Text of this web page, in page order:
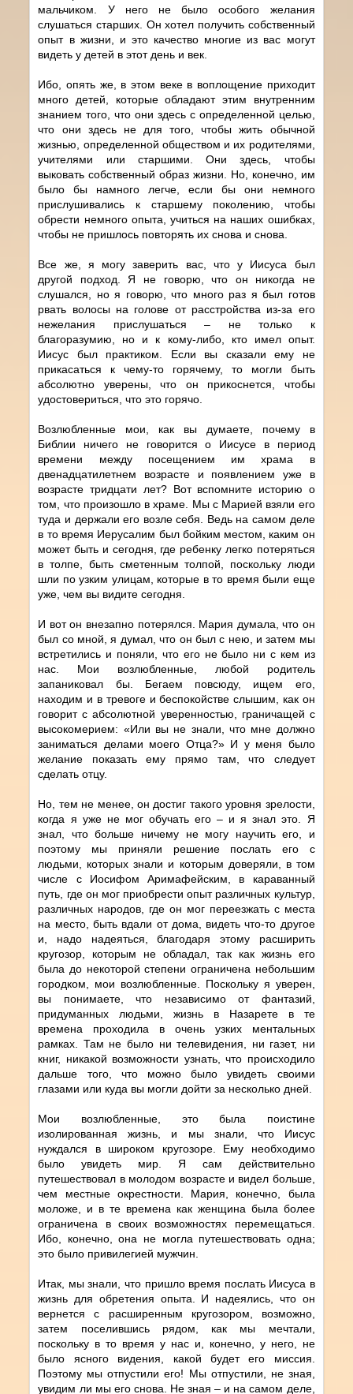
мальчиком. У него не было особого желания
слушаться старших. Он хотел получить собственный
опыт в жизни, и это качество многие из вас могут
видеть у детей в этот день и век.
Ибо, опять же, в этом веке в воплощение приходит
много детей, которые обладают этим внутренним
знанием того, что они здесь с определенной целью,
что они здесь не для того, чтобы жить обычной
жизнью, определенной обществом и их родителями,
учителями или старшими. Они здесь, чтобы
выковать собственный образ жизни. Но, конечно, им
было бы намного легче, если бы они немного
прислушивались к старшему поколению, чтобы
обрести немного опыта, учиться на наших ошибках,
чтобы не пришлось повторять их снова и снова.
Все же, я могу заверить вас, что у Иисуса был
другой подход. Я не говорю, что он никогда не
слушался, но я говорю, что много раз я был готов
рвать волосы на голове от расстройства из-за его
нежелания прислушаться – не только к
благоразумию, но и к кому-либо, кто имел опыт.
Иисус был практиком. Если вы сказали ему не
прикасаться к чему-то горячему, то могли быть
абсолютно уверены, что он прикоснется, чтобы
удостовериться, что это горячо.
Возлюбленные мои, как вы думаете, почему в
Библии ничего не говорится о Иисусе в период
времени между посещением им храма в
двенадцатилетнем возрасте и появлением уже в
возрасте тридцати лет? Вот вспомните историю о
том, что произошло в храме. Мы с Марией взяли его
туда и держали его возле себя. Ведь на самом деле
в то время Иерусалим был бойким местом, каким он
может быть и сегодня, где ребенку легко потеряться
в толпе, быть сметенным толпой, поскольку люди
шли по узким улицам, которые в то время были еще
уже, чем вы видите сегодня.
И вот он внезапно потерялся. Мария думала, что он
был со мной, я думал, что он был с нею, и затем мы
встретились и поняли, что его не было ни с кем из
нас. Мои возлюбленные, любой родитель
запаниковал бы. Бегаем повсюду, ищем его,
находим и в тревоге и беспокойстве слышим, как он
говорит с абсолютной уверенностью, граничащей с
высокомерием: «Или вы не знали, что мне должно
заниматься делами моего Отца?» И у меня было
желание показать ему прямо там, что следует
сделать отцу.
Но, тем не менее, он достиг такого уровня зрелости,
когда я уже не мог обучать его – и я знал это. Я
знал, что больше ничему не могу научить его, и
поэтому мы приняли решение послать его с
людьми, которых знали и которым доверяли, в том
числе с Иосифом Аримафейским, в караванный
путь, где он мог приобрести опыт различных культур,
различных народов, где он мог переезжать с места
на место, быть вдали от дома, видеть что-то другое
и, надо надеяться, благодаря этому расширить
кругозор, которым не обладал, так как жизнь его
была до некоторой степени ограничена небольшим
городком, мои возлюбленные. Поскольку я уверен,
вы понимаете, что независимо от фантазий,
придуманных людьми, жизнь в Назарете в те
времена проходила в очень узких ментальных
рамках. Там не было ни телевидения, ни газет, ни
книг, никакой возможности узнать, что происходило
дальше того, что можно было увидеть своими
глазами или куда вы могли дойти за несколько дней.
Мои возлюбленные, это была поистине
изолированная жизнь, и мы знали, что Иисус
нуждался в широком кругозоре. Ему необходимо
было увидеть мир. Я сам действительно
путешествовал в молодом возрасте и видел больше,
чем местные окрестности. Мария, конечно, была
моложе, и в те времена как женщина была более
ограничена в своих возможностях перемещаться.
Ибо, конечно, она не могла путешествовать одна;
это было привилегией мужчин.
Итак, мы знали, что пришло время послать Иисуса в
жизнь для обретения опыта. И надеялись, что он
вернется с расширенным кругозором, возможно,
затем поселившись рядом, как мы мечтали,
поскольку в то время у нас и, конечно, у него, не
было ясного видения, какой будет его миссия.
Поэтому мы отпустили его! Мы отпустили, не зная,
увидим ли мы его снова. Не зная – и на самом деле,